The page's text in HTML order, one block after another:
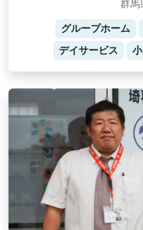
群馬
グループホーム
デイサービス